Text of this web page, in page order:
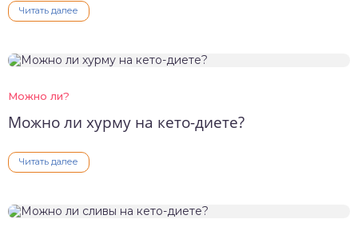
Читать далее
Можно ли?
Можно ли хурму на кето-диете?
Читать далее